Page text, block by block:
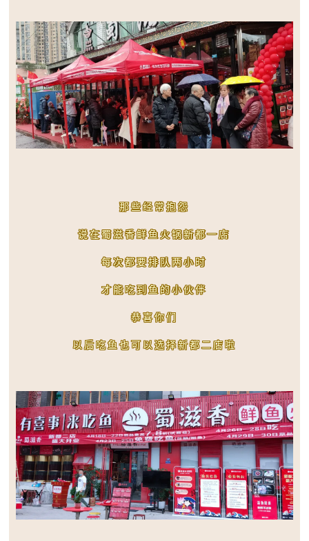
那些经常抱怨
说在蜀滋香鲜鱼火锅新都一店
每次都要排队两小时
才能吃到鱼的小伙伴
恭喜你们
以后吃鱼也可以选择新都二店啦